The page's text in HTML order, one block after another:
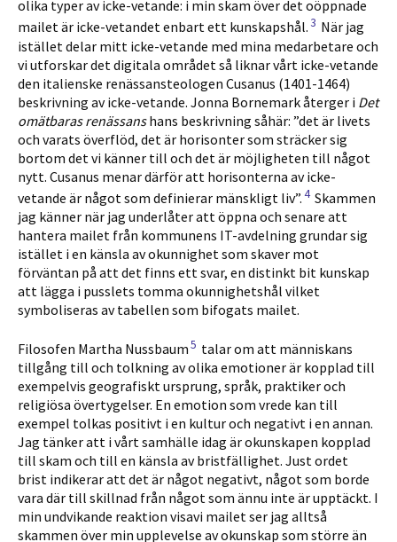
olika typer av icke-vetande: i min skam över det oöppnade
mailet är icke-vetandet enbart ett kunskapshål.3 När jag
istället delar mitt icke-vetande med mina medarbetare och
vi utforskar det digitala området så liknar vårt icke-vetande
den italienske renässansteologen Cusanus (1401-1464)
beskrivning av icke-vetande. Jonna Bornemark återger i Det
omätbaras renässanshans beskrivning såhär: ”det är livets
och varats överflöd, det är horisonter som sträcker sig
bortom det vi känner till och det är möjligheten till något
nytt. Cusanus menar därför att horisonterna av icke-
vetande är något som definierar mänskligt liv”.4 Skammen
jag känner när jag underlåter att öppna och senare att
hantera mailet från kommunens IT-avdelning grundar sig
istället i en känsla av okunnighet som skaver mot
förväntan på att det finns ett svar, en distinkt bit kunskap
att lägga i pusslets tomma okunnighetshål vilket
symboliseras av tabellen som bifogats mailet.
Filosofen Martha Nussbaum5 talar om att människans
tillgång till och tolkning av olika emotioner är kopplad till
exempelvis geografiskt ursprung, språk, praktiker och
religiösa övertygelser. En emotion som vrede kan till
exempel tolkas positivt i en kultur och negativt i en annan.
Jag tänker att i vårt samhälle idag är okunskapen kopplad
till skam och till en känsla av bristfällighet. Just ordet
brist indikerar att det är något negativt, något som borde
vara där till skillnad från något som ännu inte är upptäckt. I
min undvikande reaktion visavi mailet ser jag alltså
skammen över min upplevelse av okunskap som större än